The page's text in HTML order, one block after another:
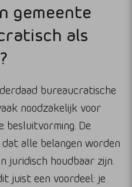
gemeente
als
bureaucratische
noodzakelijk voor
besluitvorming. De
alle belangen worden
juridisch houdbaar zijn.
juist een voordeel: je